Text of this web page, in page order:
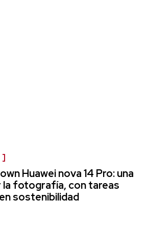
Huawei nova 14 Pro: una
la fotografía, con tareas
sostenibilidad